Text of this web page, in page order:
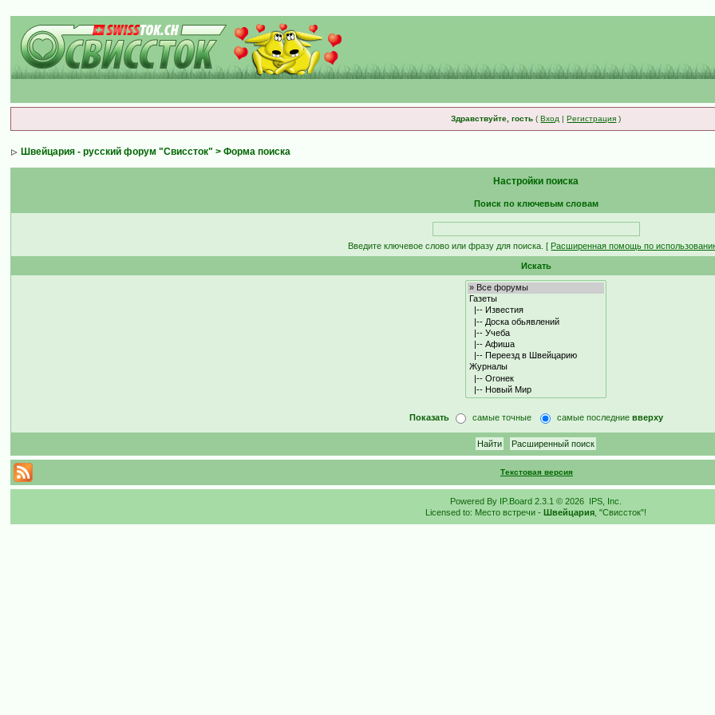
Здравствуйте, гость (Вход |Регистрация )
Швейцария - русский форум "Свиссток" > Форма поиска
Настройки поиска
Поиск по ключевым словам
Введите ключевое слово или фразу для поиска. [ Расширенная помощь по
Искать
Показать самые точные самые последние вверху
Текстовая версия
Powered By IP.Board 2.3.1 © 2026 IPS, Inc
Licensed to: Место встречи -Швейцария , "Свиссток"!